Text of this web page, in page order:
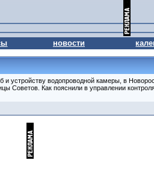
новости
устройству водопроводной камеры, в
Советов. Как пояснили в управлении